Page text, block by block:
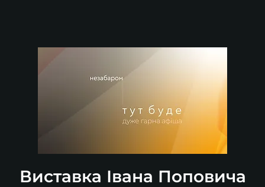
Виставка Івана Поповича